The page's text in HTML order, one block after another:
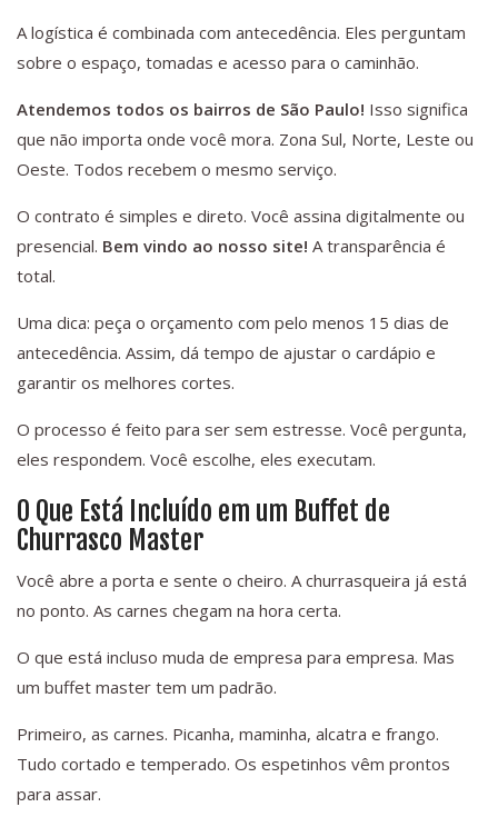
A logística é combinada com antecedência. Eles perguntam
sobre o espaço, tomadas e acesso para o caminhão.
Atendemos todos os bairros de São Paulo! Isso significa
que não importa onde você mora. Zona Sul, Norte, Leste ou
Oeste. Todos recebem o mesmo serviço.
O contrato é simples e direto. Você assina digitalmente ou
presencial. Bem vindo ao nosso site! A transparência é
total.
Uma dica: peça o orçamento com pelo menos 15 dias de
antecedência. Assim, dá tempo de ajustar o cardápio e
garantir os melhores cortes.
O processo é feito para ser sem estresse. Você pergunta,
eles respondem. Você escolhe, eles executam.
O Que Está Incluído em um Buffet de
Churrasco Master
Você abre a porta e sente o cheiro. A churrasqueira já está
no ponto. As carnes chegam na hora certa.
O que está incluso muda de empresa para empresa. Mas
um buffet master tem um padrão.
Primeiro, as carnes. Picanha, maminha, alcatra e frango.
Tudo cortado e temperado. Os espetinhos vêm prontos
para assar.